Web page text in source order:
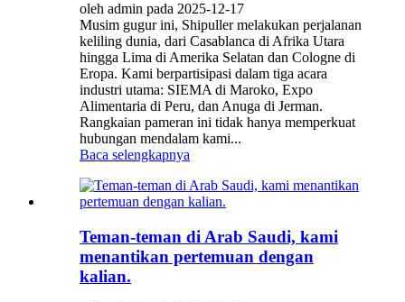
oleh admin pada 2025-12-17
Musim gugur ini, Shipuller melakukan perjalanan
keliling dunia, dari Casablanca di Afrika Utara
hingga Lima di Amerika Selatan dan Cologne di
Eropa. Kami berpartisipasi dalam tiga acara
industri utama: SIEMA di Maroko, Expo
Alimentaria di Peru, dan Anuga di Jerman.
Rangkaian pameran ini tidak hanya memperkuat
hubungan mendalam kami...
Baca selengkapnya
Teman-teman di Arab Saudi, kami
menantikan pertemuan dengan
kalian.